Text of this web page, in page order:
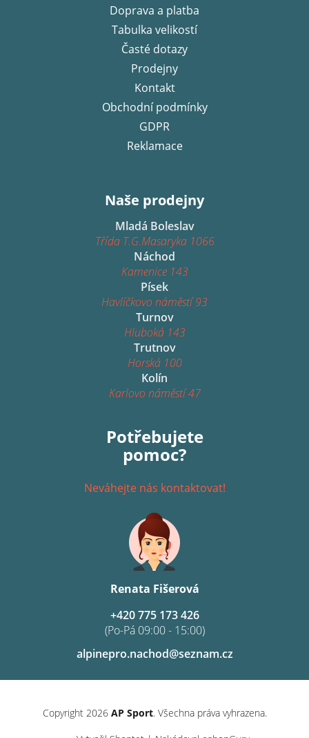
Doprava a platba
Tabulka velikostí
Časté dotazy
Prodejny
Kontakt
Obchodní podmínky
GDPR
Reklamace
Naše prodejny
Mladá Boleslav
Třída T.G.Masaryka 1066
Náchod
Kamenice 143
Písek
Havlíčkovo náměstí 93
Turnov
Hluboká 143
Trutnov
Horská 100
Kolín
Karlovo náměstí 47
Potřebujete
pomoc?
Neváhejte nás kontaktovat!
Renata Fišerová
alpinepro.nachod@seznam.cz
+420 775 173 426
(Po-Pá 09:00 - 15:00)
Copyright 2026 AP Sport. Všechna práva vyhrazena.